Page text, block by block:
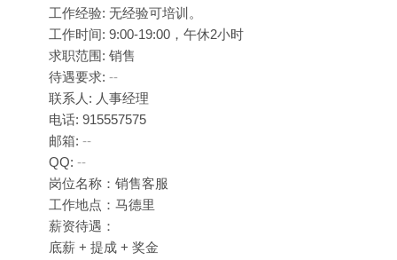
工作经验: 无经验可培训。
工作时间: 9:00-19:00，午休2小时
求职范围: 销售
待遇要求: --
联系人: 人事经理
电话: 915557575
邮箱: --
QQ: --
岗位名称：销售客服
工作地点：马德里
薪资待遇：
底薪 + 提成 + 奖金